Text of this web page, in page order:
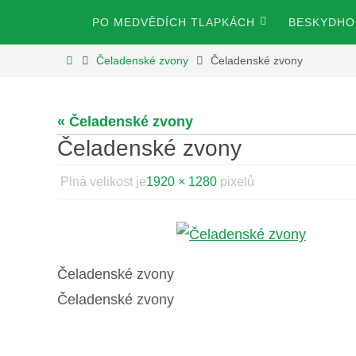
obsah
PO MEDVĚDÍCH TLAPKÁCH
HomeČeladenské zvony Čeladenské zvony
« Čeladenské zvony
Čeladenské zvony
Plná velikost je1920 × 1280 pixelů
Čeladenské zvony
Čeladenské zvony